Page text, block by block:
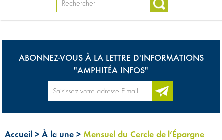
ABONNEZ-VOUS À LA LETTRE D'INFORMATIONS
"AMPHITÉA INFOS"
Accueil > À la une > Mensuel du Cercle de l’Épargne